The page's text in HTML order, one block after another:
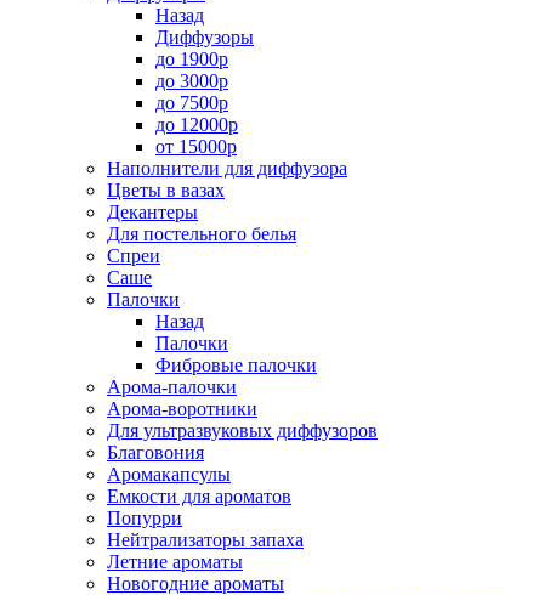
Назад
Диффузоры
до 1900р
до 3000р
до 7500р
до 12000р
от 15000р
Наполнители для диффузора
Цветы в вазах
Декантеры
Для постельного белья
Спреи
Саше
Палочки
Назад
Палочки
Фибровые палочки
Арома-палочки
Арома-воротники
Для ультразвуковых диффузоров
Благовония
Аромакапсулы
Емкости для ароматов
Попурри
Нейтрализаторы запаха
Летние ароматы
Новогодние ароматы